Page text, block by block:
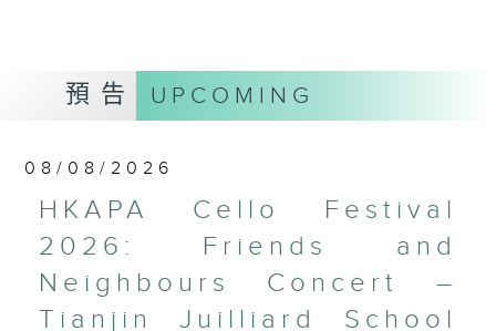
《未來是否存在？》 (10’)
盛宗亮
《燦影》 (20’)
《來自我腦海中的影像》 (15’)
蕭斯達高維契（巴薩改編）
預告 UPCOMING
08/08/2026
HKAPA Cello Festival
2026: Friends and
Neighbours Concert –
Tianjin Juilliard School